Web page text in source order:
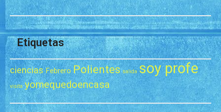
Etiquetas
ciencias Febrero Polientes salida soy profe
visita yomequedoencasa